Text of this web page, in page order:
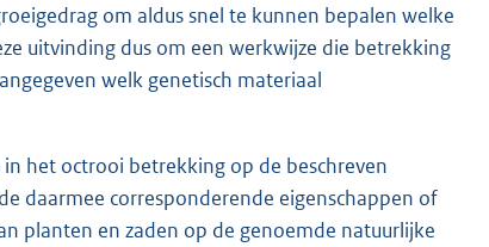
om aldus snel te kunnen bepalen welke
uitvinding dus om een werkwijze die betrekking
welk genetisch materiaal
het octrooi betrekking op de beschreven
daarmee corresponderende eigenschappen of
planten en zaden op de genoemde natuurlijke